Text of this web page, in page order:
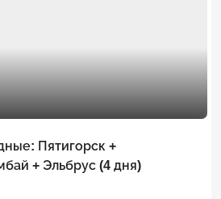
Пятигорск +
+ Эльбрус (4 дня)